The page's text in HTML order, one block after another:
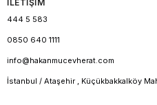
İLETİŞİM
444 5 583
0850 640 1111
info@hakanmucevherat.com
İstanbul / Ataşehir , Küçükbakkalköy